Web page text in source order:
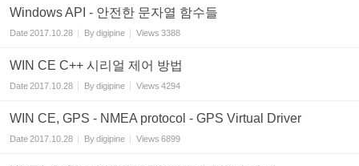
Windows API - 안전한 문자열 함수들
Date2017.10.28 Bydigipine Views 3388
WIN CE C++ 시리얼 제어 방법
Date2017.10.28 Bydigipine Views 4294
WIN CE, GPS - NMEA protocol - GPS Virtual Driver
Date2017.10.28 Bydigipine Views 6899